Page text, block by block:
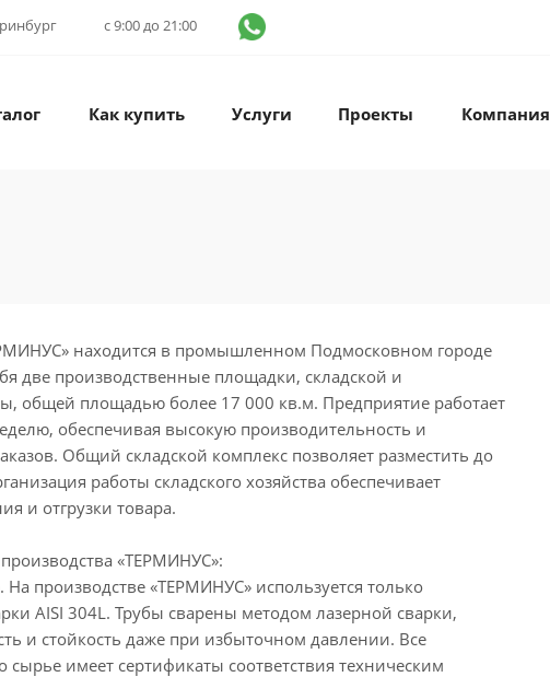
с 9:00 до 21:00
Как купить Услуги Проекты Компания
находится в промышленном Подмосковном городе
две производственные площадки, складской и
общей площадью более 17 000 кв.м. Предприятие работает
обеспечивая высокую производительность и
Общий складской комплекс позволяет разместить до
работы складского хозяйства обеспечивает
и отгрузки товара.
«ТЕРМИНУС»:
производстве «ТЕРМИНУС» используется только
AISI 304L. Трубы сварены методом лазерной сварки,
и стойкость даже при избыточном давлении. Все
сырье имеет сертификаты соответствия техническим